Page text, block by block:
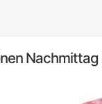
Nachmittag